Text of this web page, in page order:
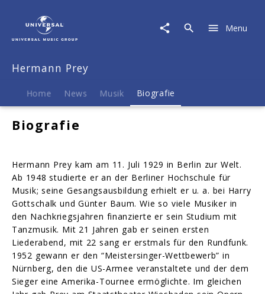
Biografie
Menu
Hermann Prey
Home News Musik Biografie
Biografie
Hermann Prey kam am 11. Juli 1929 in Berlin zur Welt.
Ab 1948 studierte er an der Berliner Hochschule für
Musik; seine Gesangsausbildung erhielt er u. a. bei Harry
Gottschalk und Günter Baum. Wie so viele Musiker in
den Nachkriegsjahren finanzierte er sein Studium mit
Tanzmusik. Mit 21 Jahren gab er seinen ersten
Liederabend, mit 22 sang er erstmals für den Rundfunk.
1952 gewann er den “Meistersinger-Wettbewerb” in
Nürnberg, den die US-Armee veranstaltete und der dem
Sieger eine Amerika-Tournee ermöglichte. Im gleichen